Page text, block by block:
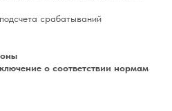
срабатываний
о соответствии нормам